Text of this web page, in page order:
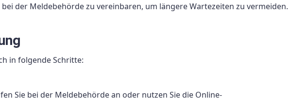
der Meldebehörde zu vereinbaren, um längere Wartezeiten zu vermeiden.
in folgende Schritte:
Sie bei der Meldebehörde an oder nutzen Sie die Online-